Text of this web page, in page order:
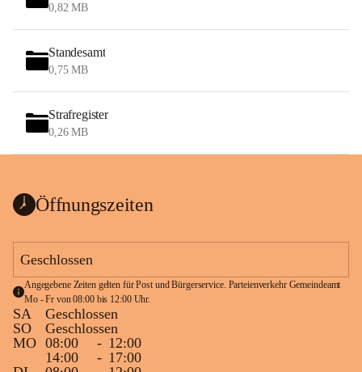
0,82 MB
Standesamt
0,75 MB
Strafregister
0,26 MB
Öffnungszeiten
Geschlossen
Angegebene Zeiten gelten für Post und Bürgerservice. Parteienverkehr Gemeindeamt
Mo - Fr von 08:00 bis 12:00 Uhr.
SA
Geschlossen
SO
Geschlossen
MO 08:00 - 12:00
14:00
- 17:00